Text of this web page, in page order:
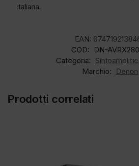
italiana.
EAN:
COD:
DN-
Categoria:
Marchio:
Denon
Prodotti correlati